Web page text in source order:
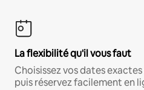
La flexibilité qu'il vous faut
Choisissez vos dates
puis réservez facilement en